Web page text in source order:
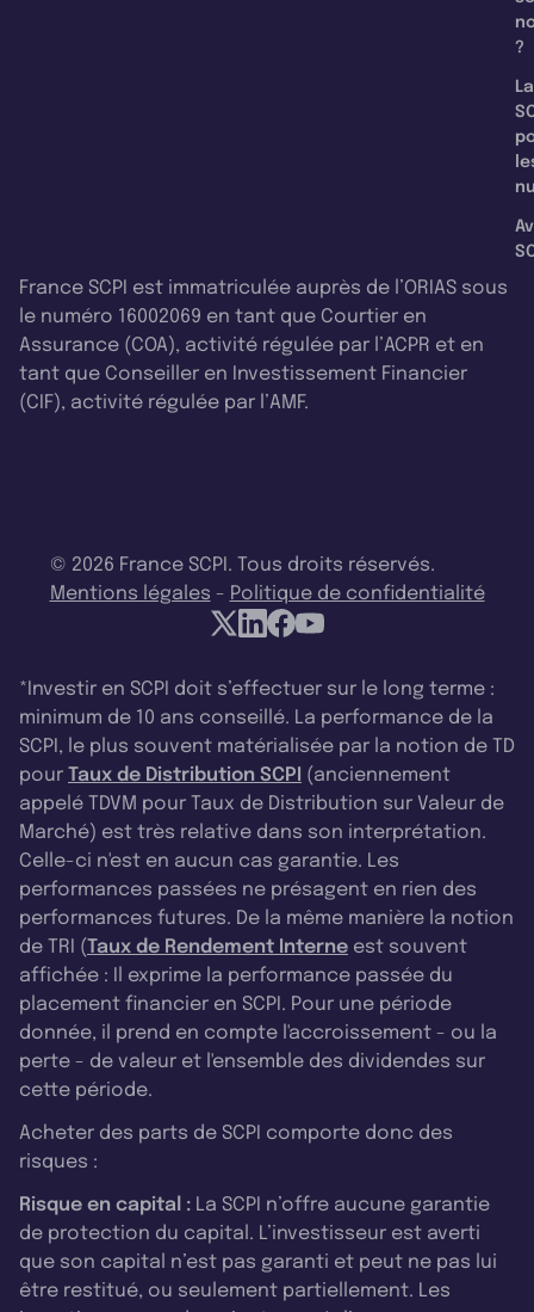
?
La
France SCPI est immatriculée auprès de l’ORIAS sous
le numéro 16002069 en tant que Courtier en
Assurance (COA), activité régulée par l’ACPR et en
tant que Conseiller en Investissement Financier
(CIF), activité régulée par l’AMF.
© 2026 France SCPI. Tous droits réservés.
Mentions légales - Politique de confidentialité
*Investir en SCPI doit s’effectuer sur le long terme :
minimum de 10 ans conseillé. La performance de la
SCPI, le plus souvent matérialisée par la notion de TD
pour Taux de Distribution SCPI (anciennement
appelé TDVM pour Taux de Distribution sur Valeur de
Marché) est très relative dans son interprétation.
Celle-ci n'est en aucun cas garantie. Les
performances passées ne présagent en rien des
performances futures. De la même manière la notion
de TRI (Taux de Rendement Interne est souvent
affichée : Il exprime la performance passée du
placement financier en SCPI. Pour une période
donnée, il prend en compte l'accroissement - ou la
perte - de valeur et l'ensemble des dividendes sur
cette période.
Acheter des parts de SCPI comporte donc des
risques :
Risque en capital : La SCPI n’offre aucune garantie
de protection du capital. L’investisseur est averti
que son capital n’est pas garanti et peut ne pas lui
être restitué, ou seulement partiellement. Les